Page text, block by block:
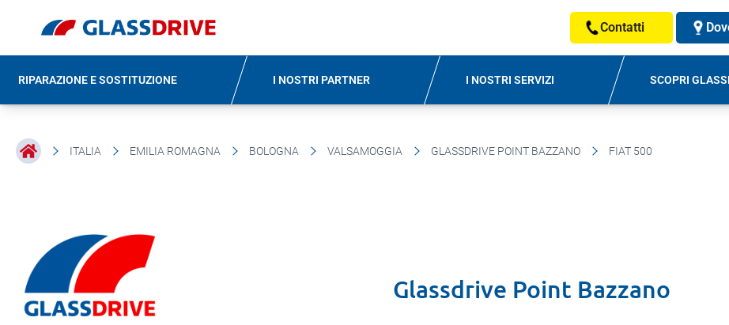
Contatti
RIPARAZIONE E SOSTITUZIONE I NOSTRI PARTNER I NOSTRI SERVIZI SCOPRI
ITALIA EMILIA ROMAGNA BOLOGNA VALSAMOGGIA GLASSDRIVE POINT BAZZANO FIAT 500
Glassdrive Point Bazzano